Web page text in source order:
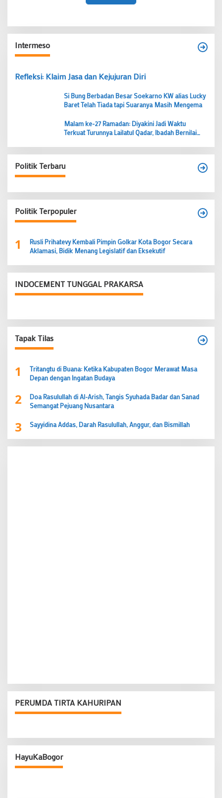
Intermeso
Refleksi: Klaim Jasa dan Kejujuran Diri
Si Bung Berbadan Besar Soekarno KW alias Lucky
Baret Telah Tiada tapi Suaranya Masih Mengema
Malam ke-27 Ramadan: Diyakini Jadi Waktu
Terkuat Turunnya Lailatul Qadar, Ibadah Bernilai
Politik Terbaru
Politik Terpopuler
1
Rusli Prihatevy Kembali Pimpin Golkar Kota Bogor Secara
Aklamasi, Bidik Menang Legislatif dan Eksekutif
INDOCEMENT TUNGGAL PRAKARSA
Tapak Tilas
1
Tritangtu di Buana: Ketika Kabupaten Bogor Merawat Masa
Depan dengan Ingatan Budaya
2
Doa Rasulullah di Al-Arish, Tangis Syuhada Badar dan Sanad
Semangat Pejuang Nusantara
3 Sayyidina Addas, Darah Rasulullah, Anggur, dan Bismillah
PERUMDA TIRTA KAHURIPAN
HayuKaBogor